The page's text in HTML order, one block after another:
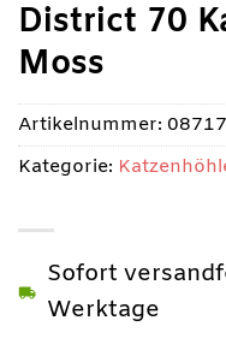
District 70
Moss
Sofort
Werktage
Artikelnummer:
Kategorie: